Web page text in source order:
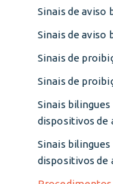
Sinais de aviso
Sinais de aviso
Sinais de
Sinais de
Sinais
dispositivos de
Sinais
dispositivos de